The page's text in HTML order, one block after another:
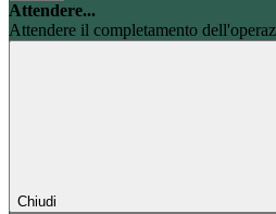
Attendere...
Attendere il completamento
Chiudi